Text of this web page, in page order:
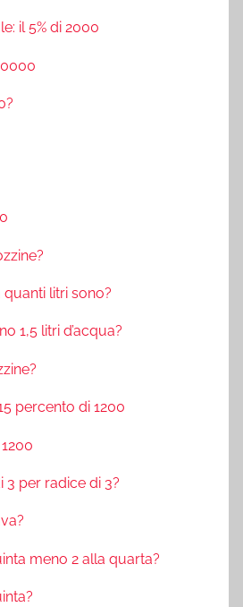
il 5% di 2000
quanti litri sono?
1,5 litri d’acqua?
percento di 1200
3 per radice di 3?
meno 2 alla quarta?